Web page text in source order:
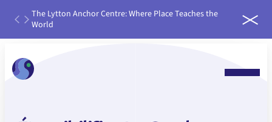
The Lytton Anchor Centre: Where Place Teaches the
World
run it